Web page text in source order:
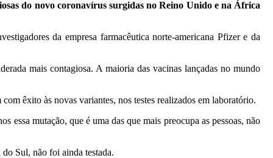
do novo coronavírus surgidas no Reino Unido e na África
da empresa farmacêutica norte-americana Pfizer e da
mais contagiosa. A maioria das vacinas lançadas no mundo
êxito às novas variantes, nos testes realizados em laboratório.
mutação, que é uma das que mais preocupa as pessoas, não
Sul, não foi ainda testada.